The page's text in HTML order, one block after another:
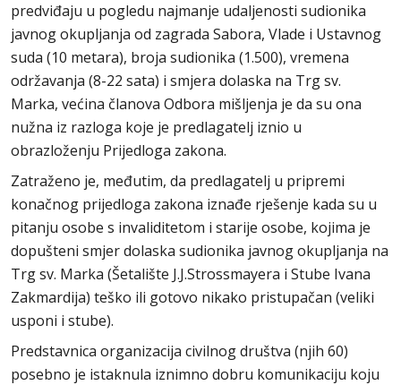
predviđaju u pogledu najmanje udaljenosti sudionika
javnog okupljanja od zagrada Sabora, Vlade i Ustavnog
suda (10 metara), broja sudionika (1.500), vremena
održavanja (8-22 sata) i smjera dolaska na Trg sv.
Marka, većina članova Odbora mišljenja je da su ona
nužna iz razloga koje je predlagatelj iznio u
obrazloženju Prijedloga zakona.
Zatraženo je, međutim, da predlagatelj u pripremi
konačnog prijedloga zakona iznađe rješenje kada su u
pitanju osobe s invaliditetom i starije osobe, kojima je
dopušteni smjer dolaska sudionika javnog okupljanja na
Trg sv. Marka (Šetalište J.J.Strossmayera i Stube Ivana
Zakmardija) teško ili gotovo nikako pristupačan (veliki
usponi i stube).
Predstavnica organizacija civilnog društva (njih 60)
posebno je istaknula iznimno dobru komunikaciju koju